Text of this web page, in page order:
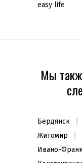
easy life
Мы
Бердянск
Житомир
Ивано-